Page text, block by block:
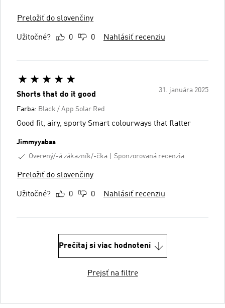
Preložiť do slovenčiny
Užitočné? 0 0 Nahlásiť recenziu
31. januára 2025
Shorts that do it good
Farba: Black / App Solar Red
Good fit, airy, sporty Smart colourways that flatter
Jimmyyabas
Overený/-á zákazník/-čka
Sponzorovaná recenzia
Preložiť do slovenčiny
Užitočné? 0 0 Nahlásiť recenziu
Prečítaj si viac hodnotení
Prejsť na filtre